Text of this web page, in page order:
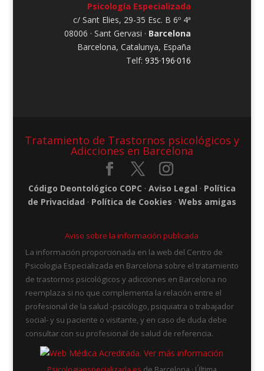
Psicología Especializada
c/ Sant Elies, 29-35 Esc. B 6º 4ª
08006 · Sant Gervasi · Barcelona
Barcelona, Catalunya, España
Telf: 935·196·016
Tratamiento de Trastornos psicológicos y
Adicciones en Barcelona
Código Deontológico COPC · Aviso Legal · Política
de Privacidad · Política de Cookies · Webs amigas
Aviso sobre la información publicada
La información proporcionada en la web del Centro de
Psicologia Especializada en Barcelona sobre el tratamiento
de trastornos psicológicos y adicciones en Barcelona no
reemplaza si no que complementa la relación entre el
profesional de la salud -psicólogo, psiquiatra o trabajador
social- y su paciente o visitante, y en caso de duda debe
consultar con su profesional de salud de referencia.